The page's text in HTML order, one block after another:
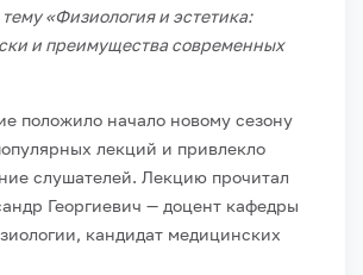
«Физиология и эстетика:
и преимущества современных
положило начало новому сезону
лекций и привлекло
слушателей. Лекцию прочитал
Георгиевич — доцент кафедры
кандидат медицинских